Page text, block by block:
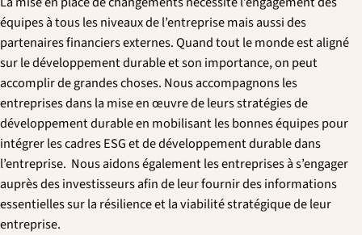
équipes à tous les niveaux de l’entreprisemais aussides
partenaires financiers externes. Quand tout le monde est aligné
sur le développement durable et son importance, on peut
accomplir de grandes choses. Nous accompagnons les
entreprises dans la mise en œuvre de leurs stratégies de
développement durable en mobilisant les bonnes équipes pour
intégrer les cadres ESG et de développement durable dans
l’entreprise. Nous aidons également les entreprises à s’engager
auprès des investisseurs afin de leur fournir des informations
essentielles sur la résilience et la viabilité stratégique de leur
entreprise.